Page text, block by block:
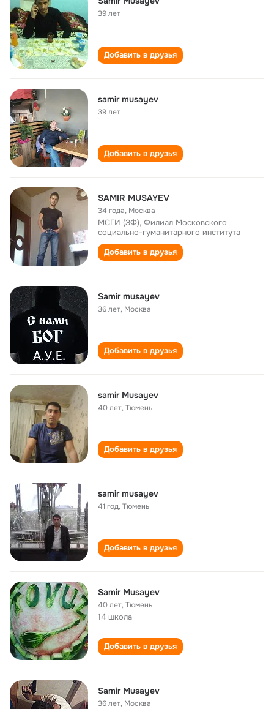
39 лет
Добавить в друзья
samir musayev
39 лет
Добавить в друзья
SAMIR MUSAYEV
34 года, Москва
МСГИ (ЗФ), Филиал Московского
социально-гуманитарного института
Добавить в друзья
Samir musayev
36 лет, Москва
Добавить в друзья
samir Musayev
40 лет,Тюмень
Добавить в друзья
samir musayev
41 год,Тюмень
Добавить в друзья
Samir Musayev
40 лет,Тюмень
14 школа
Добавить в друзья
Samir Musayev
36 лет, Москва